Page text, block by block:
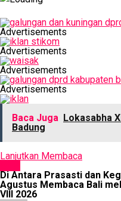
Advertisements
Advertisements
Advertisements
Advertisements
Baca Juga Lokasabha
Badung
Lanjutkan Membaca
Di Antara Prasasti dan
Agustus Membaca Bali
VIII 2026